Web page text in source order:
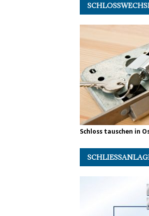
Schloss tauschen in